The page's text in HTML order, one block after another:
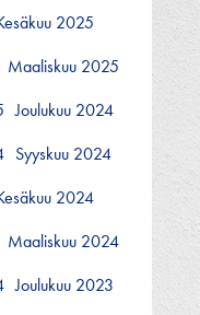
2025
Maaliskuu 2025
Joulukuu 2024
Syyskuu 2024
2024
Maaliskuu 2024
Joulukuu 2023